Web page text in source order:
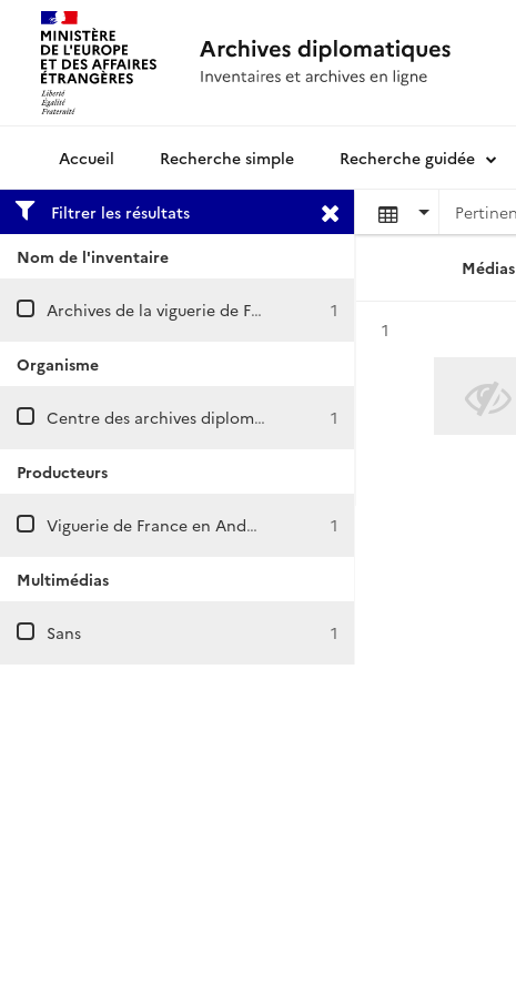
Archives diplomatiquesRecherche simple Recherche guidée
Filtrer les résultats
Nom de l'inventaire
Archives de la viguerie de France en Andorre 1
Organisme
Centre des archives diplomatiques de Nantes 1
Producteurs
Viguerie de France en Andorre 1
Multimédias
Sans 1
Médias
Résultat n°
1